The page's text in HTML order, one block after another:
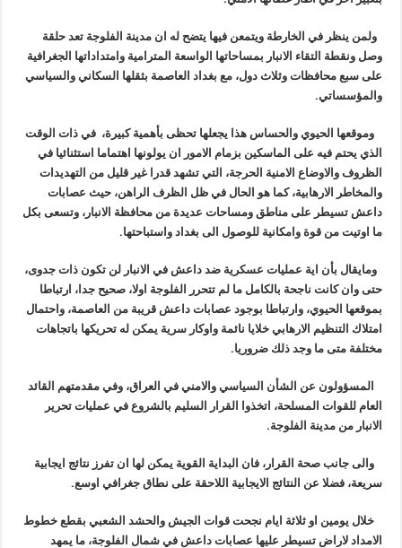
ولمن ينظر في الخارطة ويتمعن فيها يتضح له ان مدينة الفلوجة تعد حلقة
وصل ونقطة التقاء الانبار بمساحاتها الواسعة المترامية وامتداداتها الجغرافية
على سبع محافظات وثلاث دول، مع بغداد العاصمة بثقلها السكاني والسياسي
والمؤسساتي.
وموقعها الحيوي والحساس هذا يجعلها تحظى بأهمية كبيرة، في ذات الوقت
الذي يحتم فيه على الماسكين بزمام الامور ان يولونها اهتماما استثنائيا في
الظروف والاوضاع الامنية الحرجة، التي تشهد قدرا غير قليل من التهديدات
والمخاطر الارهابية، كما هو الحال في ظل الظرف الراهن، حيث عصابات
داعش تسيطر على مناطق ومساحات عديدة من محافظة الانبار، وتسعى بكل
ما اوتيت من قوة وامكانية للوصول الى بغداد واستباحتها.
ومايقال بأن اية عمليات عسكرية ضد داعش في الانبار لن تكون ذات جدوى،
حتى وان كانت ناجحة بالكامل ما لم تتحرر الفلوجة اولا، صحيح جدا، ارتباطا
بموقعها الحيوي، وارتباطا بوجود عصابات داعش قريبة من العاصمة، واحتمال
امتلاك التنظيم الارهابي خلايا نائمة واوكار سرية يمكن له تحريكها باتجاهات
مختلفة متى ما وجد ذلك ضروريا.
المسؤولون عن الشأن السياسي والامني في العراق، وفي مقدمتهم القائد
العام للقوات المسلحة، اتخذوا القرار السليم بالشروع في عمليات تحرير
الانبار من مدينة الفلوجة.
والى جانب صحة القرار، فان البداية القوية يمكن لها ان تفرز نتائج ايجابية
سريعة، فضلا عن النتائج الايجابية اللاحقة على نطاق جغرافي اوسع.
خلال يومين او ثلاثة ايام نجحت قوات الجيش والحشد الشعبي بقطع خطوط
الامداد لاراض تسيطر عليها عصابات داعش في شمال الفلوجة، ما يمهد